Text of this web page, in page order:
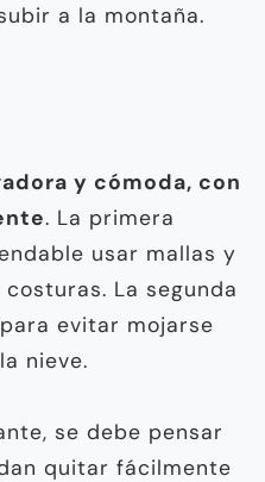
a la montaña.
y cómoda, con
. La primera
usar mallas y
La segunda
evitar mojarse
nieve.
se debe pensar
quitar fácilmente